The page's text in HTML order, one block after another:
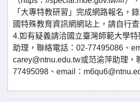
「大專特教研習」完成網路報名，
國特殊教育資訊網網站上，請自行查
4.如有疑義請洽國立臺灣師範大學
助理，聯絡電話：02-77495086、
carey@ntnu.edu.tw或范渝萍助理，
77495098、email：